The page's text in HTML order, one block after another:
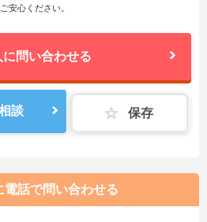
安心ください。
に問い合わせる
談 保存
電話で問い合わせる